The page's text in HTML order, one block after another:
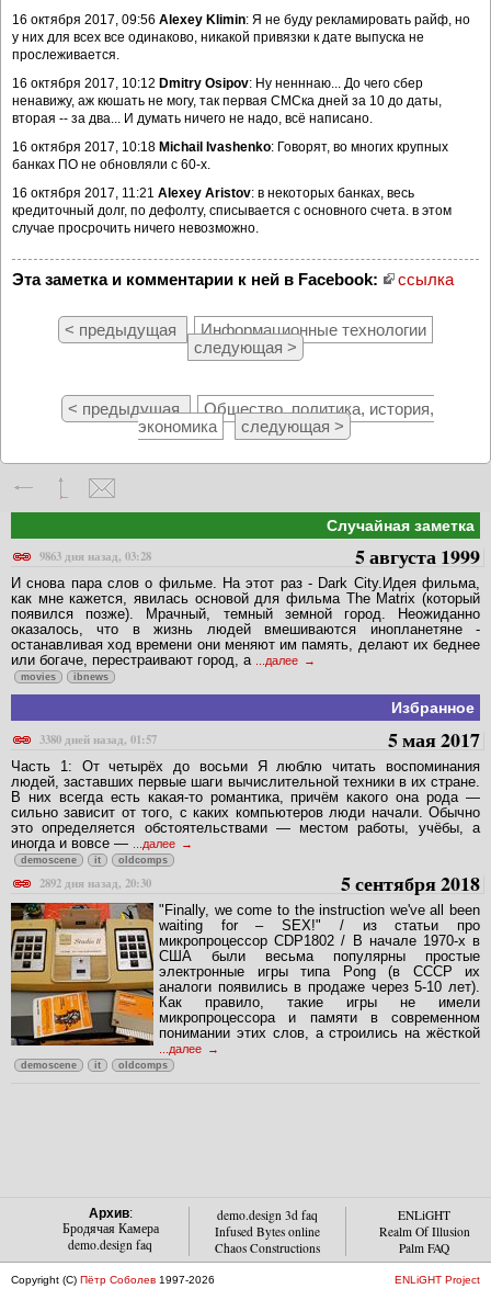
16 октября 2017, 09:56 Alexey Klimin: Я не буду рекламировать райф, но
у них для всех все одинаково, никакой привязки к дате выпуска не
прослеживается.
16 октября 2017, 10:12 Dmitry Osipov: Ну ненннаю... До чего сбер
ненавижу, аж кюшать не могу, так первая СМСка дней за 10 до даты,
вторая -- за два... И думать ничего не надо, всё написано.
16 октября 2017, 10:18 Michail Ivashenko: Говорят, во многих крупных
банках ПО не обновляли с 60-х.
16 октября 2017, 11:21 Alexey Aristov: в некоторых банках, весь
кредиточный долг, по дефолту, списывается с основного счета. в этом
случае просрочить ничего невозможно.
Эта заметка и комментарии к ней в Facebook: ссылка
< предыдущая
Информационные технологии
следующая >
< предыдущая
Общество, политика, история,
экономика
следующая >
Случайная заметка
9863 дня назад, 03:28
5 августа 1999
И снова пара слов о фильме. На этот раз - Dark City.Идея фильма,
как мне кажется, явилась основой для фильма The Matrix (который
появился позже). Мрачный, темный земной город. Неожиданно
оказалось, что в жизнь людей вмешиваются инопланетяне -
останавливая ход времени они меняют им память, делают их беднее
или богаче, перестраивают город, а
...далее
movies ibnews
Избранное
3380 дней назад, 01:57
5 мая 2017
Часть 1: От четырёх до восьми Я люблю читать воспоминания
людей, заставших первые шаги вычислительной техники в их стране.
В них всегда есть какая-то романтика, причём какого она рода —
сильно зависит от того, с каких компьютеров люди начали. Обычно
это определяется обстоятельствами — местом работы, учёбы, а
иногда и вовсе —
...далее
demoscene it oldcomps
2892 дня назад, 20:30 5 сентября 2018
"Finally, we come to the instruction we've all been
waiting for – SEX!" / из статьи про
микропроцессор CDP1802 / В начале 1970-х в
США были весьма популярны простые
электронные игры типа Pong (в СССР их
аналоги появились в продаже через 5-10 лет).
Как правило, такие игры не имели
микропроцессора и памяти в современном
понимании этих слов, а строились на жёсткой
...далее
demoscene it oldcomps
Архив:
Бродячая Камера
demo.design faq
demo.design 3d faq
Infused Bytes online
Chaos Constructions
ENLiGHT
Realm Of Illusion
Palm FAQ
Copyright (C) Пётр Соболев 1997-2026 ENLiGHT Project